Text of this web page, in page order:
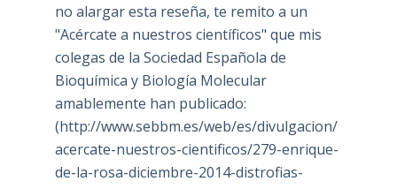
no alargar esta reseña, te remito a un
"Acércate a nuestros científicos" que mis
colegas de la Sociedad Española de
Bioquímica y Biología Molecular
amablemente han publicado:
(http://www.sebbm.es/web/es/divulgacion/
acercate-nuestros-cientificos/279-enrique-
de-la-rosa-diciembre-2014-distrofias-